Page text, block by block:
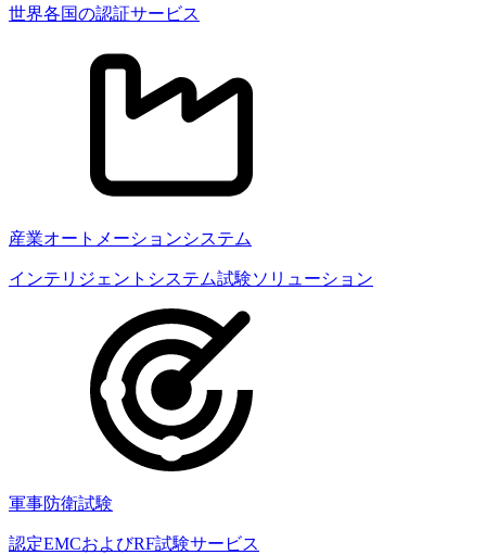
世界各国の認証サービス
産業オートメーションシステム
インテリジェントシステム試験ソリューション
軍事防衛試験
認定EMCおよびRF試験サービス